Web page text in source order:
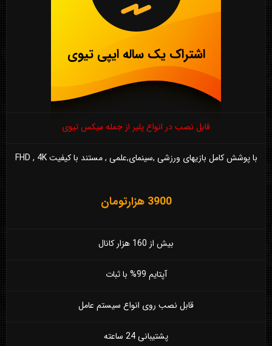
اشتراک یک ساله ایپی تیوی
قابل نصب در انواع پلیر از جمله میکس تیوی
با پوشش کامل بازیهای ورزشی ,سینمای,علمی , مستند با کیفیت FHD , 4K
3900 هزارتومان
بیش از 160 هزار کانال
آپتایم 99% با ثبات
قابل نصب روی انواع سیستم عامل
پشتیبانی 24 ساعته